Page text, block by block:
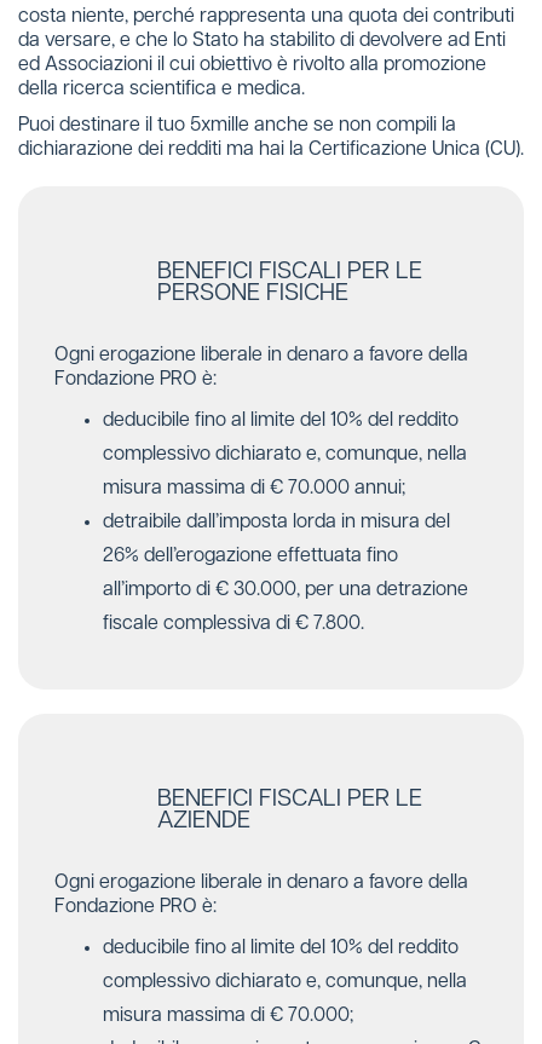
costa niente, perché rappresenta una quota dei contributi
da versare, e che lo Stato ha stabilito di devolvere ad Enti
ed Associazioni il cui obiettivo è rivolto alla promozione
della ricerca scientifica e medica.
Puoi destinare il tuo 5xmille anche se non compili la
dichiarazione dei redditi ma hai la Certificazione Unica (CU).
BENEFICI FISCALI PER LE
PERSONE FISICHE
Ogni erogazione liberale in denaro a favore della
Fondazione PRO è:
deducibile fino al limite del 10% del reddito
complessivo dichiarato e, comunque, nella
misura massima di € 70.000 annui;
detraibile dall’imposta lorda in misura del
26% dell’erogazione effettuata fino
all’importo di € 30.000, per una detrazione
fiscale complessiva di € 7.800.
BENEFICI FISCALI PER LE
AZIENDE
Ogni erogazione liberale in denaro a favore della
Fondazione PRO è:
deducibile fino al limite del 10% del reddito
complessivo dichiarato e, comunque, nella
misura massima di € 70.000;